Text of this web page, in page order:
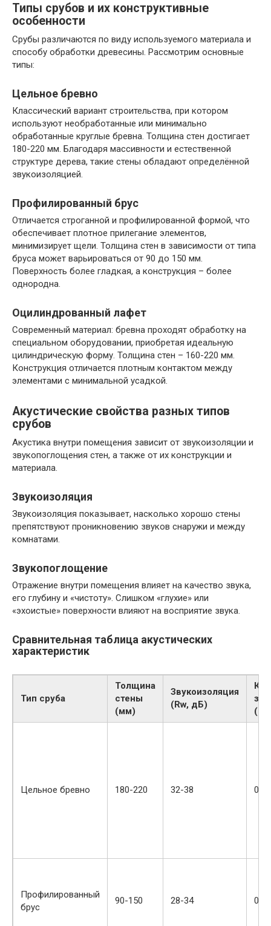
Типы срубов и их конструктивные
особенности
Срубы различаются по виду используемого материала и
способу обработки древесины. Рассмотрим основные
типы:
Цельное бревно
Классический вариант строительства, при котором
используют необработанные или минимально
обработанные круглые бревна. Толщина стен достигает
180-220 мм. Благодаря массивности и естественной
структуре дерева, такие стены обладают определённой
звукоизоляцией.
Профилированный брус
Отличается строганной и профилированной формой, что
обеспечивает плотное прилегание элементов,
минимизирует щели. Толщина стен в зависимости от типа
бруса может варьироваться от 90 до 150 мм.
Поверхность более гладкая, а конструкция – более
однородна.
Оцилиндрованный лафет
Современный материал: бревна проходят обработку на
специальном оборудовании, приобретая идеальную
цилиндрическую форму. Толщина стен – 160-220 мм.
Конструкция отличается плотным контактом между
элементами с минимальной усадкой.
Акустические свойства разных типов
срубов
Акустика внутри помещения зависит от звукоизоляции и
звукопоглощения стен, а также от их конструкции и
материала.
Звукоизоляция
Звукоизоляция показывает, насколько хорошо стены
препятствуют проникновению звуков снаружи и между
комнатами.
Звукопоглощение
Отражение внутри помещения влияет на качество звука,
его глубину и «чистоту». Слишком «глухие» или
«эхоистые» поверхности влияют на восприятие звука.
Сравнительная таблица акустических
характеристик
Тип сруба
Толщина
стены
(мм)
Звукоизоляция
(Rw, дБ)
(α)
Цельное бревно 180-220 32-38
Профилированный
брус
90-150 28-34